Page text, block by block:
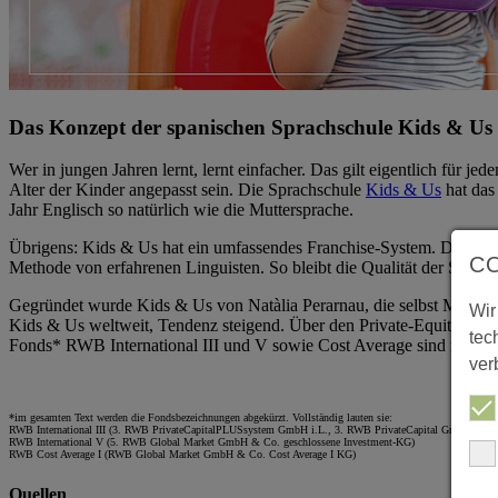
Das Konzept der spanischen Sprachschule Kids &
Wer in jungen Jahren lernt, lernt einfacher. Das gilt eigentlich für
Alter der Kinder angepasst sein. Die Sprachschule Kids & Us hat
Jahr Englisch so natürlich wie die Muttersprache.
Übrigens: Kids & Us hat ein umfassendes Franchise-System. Das
Methode von erfahrenen Linguisten. So bleibt die Qualität der
Gegründet wurde Kids & Us von Natàlia Perarnau, die selbst
Kids & Us weltweit, Tendenz steigend. Über den Private-Equity-
Fonds* RWB International III und V sowie Cost Average sind
*im gesamten Text werden die Fondsbezeichnungen abgekürzt. Vollständig lauten sie:
RWB International III (3. RWB PrivateCapitalPLUSsystem GmbH i.L., 3. RWB PrivateCapital GmbH &
RWB International V (5. RWB Global Market GmbH & Co. geschlossene Investment-KG)
RWB Cost Average I (RWB Global Market GmbH & Co. Cost Average I KG)
Quellen